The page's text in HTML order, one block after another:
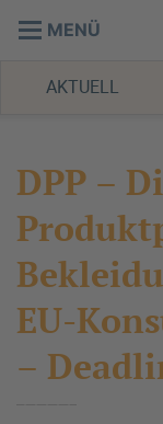
MENÜ
AKTUELL
DPP –
EU-
–